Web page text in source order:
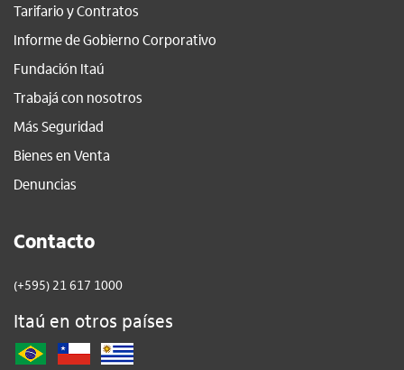
Tarifario y Contratos
Informe de Gobierno Corporativo
Fundación Itaú
Trabajá con nosotros
Más Seguridad
Bienes en Venta
Denuncias
Contacto
(+595) 21 617 1000
Itaú en otros países